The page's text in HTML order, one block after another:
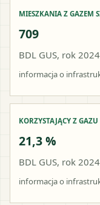
MIESZKANIA Z GAZEM
709
BDL GUS, rok 2024
informacja o
KORZYSTAJĄCY Z GAZU
21,3 %
BDL GUS, rok 2024
informacja o